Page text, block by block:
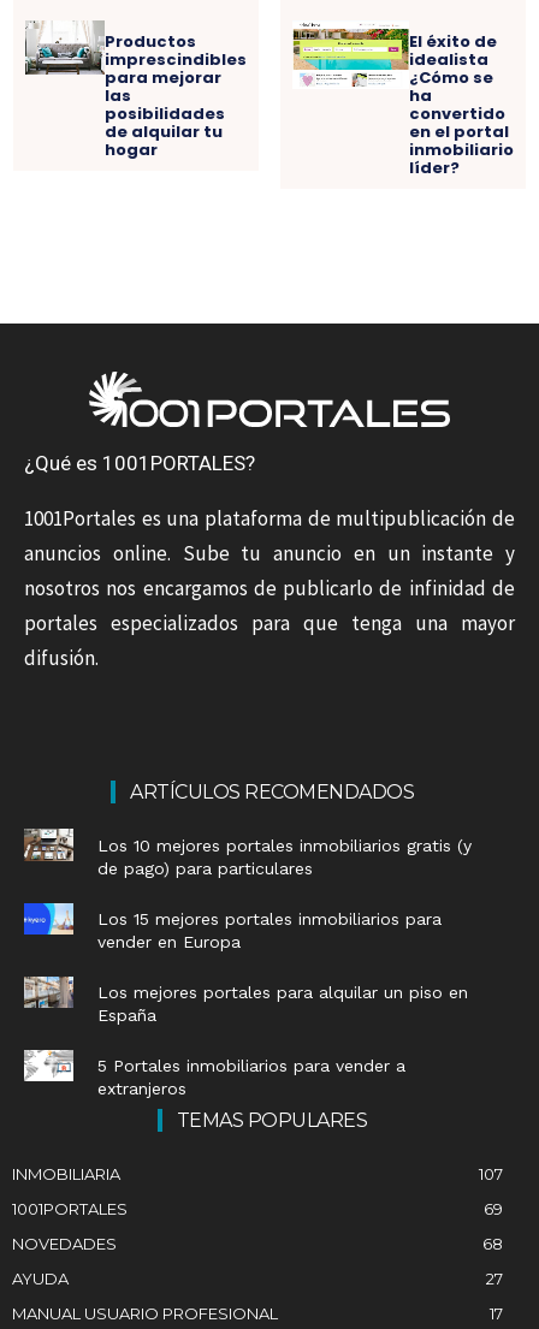
Productos
imprescindibles
para mejorar
las
posibilidades
de alquilar tu
hogar
El éxito de
idealista
¿Cómo se
ha
convertido
en el portal
inmobiliario
líder?
¿Qué es 1001PORTALES?
1001Portales es una plataforma de multipublicación de
anuncios online. Sube tu anuncio en un instante y
nosotros nos encargamos de publicarlo de infinidad de
portales especializados para que tenga una mayor
difusión.
ARTÍCULOS RECOMENDADOS
Los 10 mejores portales inmobiliarios gratis (y
de pago) para particulares
Los 15 mejores portales inmobiliarios para
vender en Europa
Los mejores portales para alquilar un piso en
España
5 Portales inmobiliarios para vender a
extranjeros
TEMAS POPULARES
INMOBILIARIA
107
1001PORTALES
69
NOVEDADES
68
AYUDA
27
MANUAL USUARIO PROFESIONAL
17